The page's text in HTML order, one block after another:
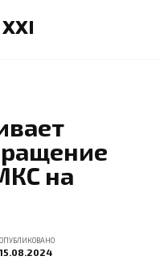
на
ОПУБЛИКОВАНО
15.08.2024